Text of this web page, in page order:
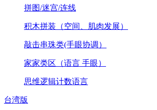
拼图/迷宫/连线
积木拼装（空间、肌肉发展）
敲击串珠类(手眼协调）
家家类区（语言 手眼）
思维逻辑计数语言
台湾版